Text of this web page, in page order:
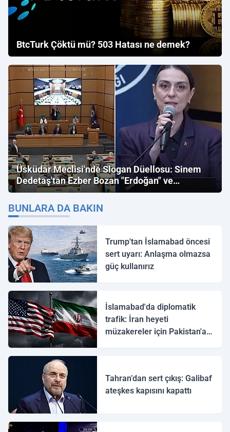
BtcTurk Çöktü mü? 503 Hatası ne demek?
Üsküdar Meclisi'nde Slogan Düellosu: Sinem
Dedetaş'tan Ezber Bozan "Erdoğan" ve
"İmamoğlu" Çıkışı!
BUNLARA DA BAKIN
Trump'tan İslamabad öncesi
sert uyarı: Anlaşma olmazsa
güç kullanırız
İslamabad'da diplomatik
trafik: İran heyeti
müzakereler için Pakistan'a
Tahran’dan sert çıkış: Galibaf
ateşkes kapısını kapattı